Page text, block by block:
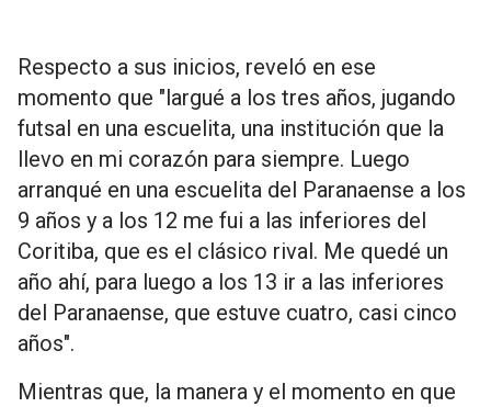
Respecto a sus inicios, reveló en ese
momento que "largué a los tres años, jugando
futsal en una escuelita, una institución que la
llevo en mi corazón para siempre. Luego
arranqué en una escuelita del Paranaense a los
9 años y a los 12 me fui a las inferiores del
Coritiba, que es el clásico rival. Me quedé un
año ahí, para luego a los 13 ir a las inferiores
del Paranaense, que estuve cuatro, casi cinco
años".
Mientras que, la manera y el momento en que